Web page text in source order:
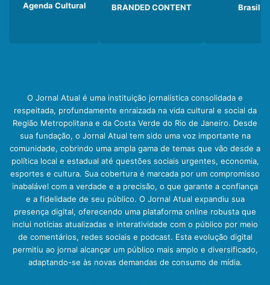
Agenda Cultural BRANDED CONTENT Brasil
O Jornal Atual é uma instituição jornalística consolidada e
respeitada, profundamente enraizada na vida cultural e social da
Região Metropolitana e da Costa Verde do Rio de Janeiro. Desde
sua fundação, o Jornal Atual tem sido uma voz importante na
comunidade, cobrindo uma ampla gama de temas que vão desde a
política local e estadual até questões sociais urgentes, economia,
esportes e cultura. Sua cobertura é marcada por um compromisso
inabalável com a verdade e a precisão, o que garante a confiança
e a fidelidade de seu público. O Jornal Atual expandiu sua
presença digital, oferecendo uma plataforma online robusta que
inclui notícias atualizadas e interatividade com o público por meio
de comentários, redes sociais e podcast. Esta evolução digital
permitiu ao jornal alcançar um público mais amplo e diversificado,
adaptando-se às novas demandas de consumo de mídia.